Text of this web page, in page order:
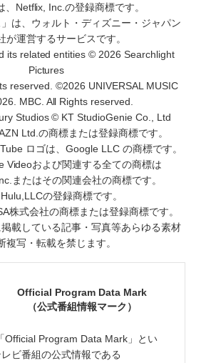
、Netflix, Inc.の登録商標です。
」は、ウォルト・ディズニー・ジャパン
が運営するサービスです。
its related entities © 2026 Searchlight
Pictures
reserved. ©2026 UNIVERSAL MUSIC
MBC. All Rights reserved.
Studios © KT StudioGenie Co., Ltd
Ltd.の商標または登録商標です。
ロゴは、Google LLC の商標です。
Videoおよび関連する全ての商標は
またはその関連会社の商標です。
の登録商標です。
株式会社の商標または登録商標です。
載している記事・写真等あらゆる素材
複写・転載を禁じます。
Official Program Data Mark
（公式番組情報マーク）
Official Program Data Mark」とい
ビ番組の公式情報である